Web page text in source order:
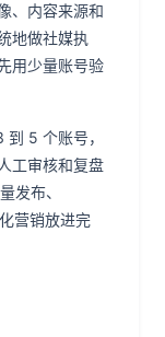
、内容来源和
地做社媒执
用少量账号验
5 个账号，
工审核和复盘
发布、
营销放进完